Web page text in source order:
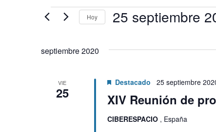
Eventos
Hoy 25
c
i
septiembre 2020
VIE
25 XIV Reunión de
Destacado 25 septiembre
CIBERESPACIO , España